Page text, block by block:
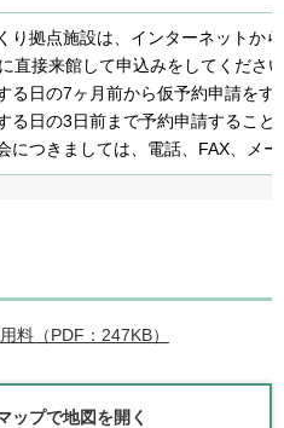
り拠点施設は、インターネットか
直接来館して申込みをしてくださ
る日の7ヶ月前から仮予約申請をす
る日の3日前まで予約申請すること
につきましては、電話、FAX、メ
料（PDF：247KB）
ップで地図を開く